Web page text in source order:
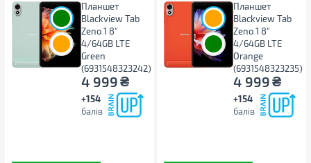
Планшет
Blackview Tab
Zeno 1 8"
4/64GB LTE
Green
(6931548323242)
4 999₴
+154
балів
Планшет
Blackview Tab
Zeno 1 8"
4/64GB LTE
Orange
(6931548323235)
4 999₴
+154
балів